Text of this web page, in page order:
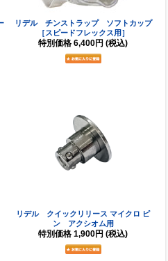
リデル チンストラップ ソフトカップ
［スピードフレックス用］
特別価格 6,400円 (税込)
リデル クイックリリース マイクロ ピ
ン アクシオム用
特別価格 1,900円 (税込)